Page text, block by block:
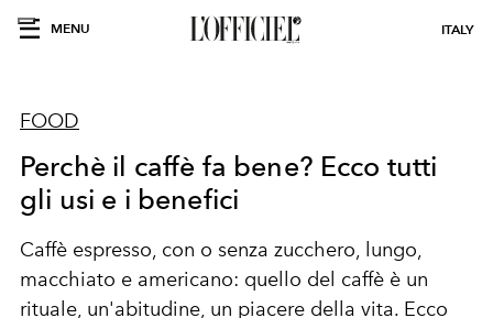
MENU ITALY
FOOD
Perchè il caffè fa bene? Ecco tutti
gli usi e i benefici
Caffè espresso, con o senza zucchero, lungo,
macchiato e americano: quello del caffè è un
rituale, un'abitudine, un piacere della vita. Ecco